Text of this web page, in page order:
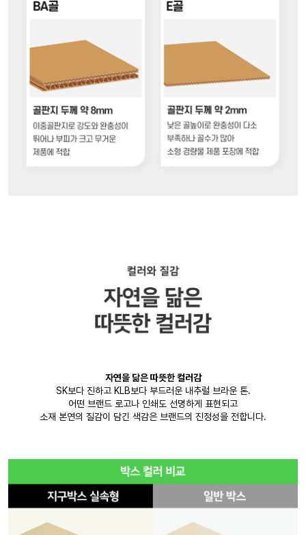
자연을 닮은 따뜻한 컬러감
SK보다 진하고 KLB보다 부드러운 내추럴 브라운 톤.
어떤 브랜드 로고나 인쇄도 선명하게 표현되고
소재 본연의 질감이 담긴 색감은 브랜드의 진정성을 전합니다.